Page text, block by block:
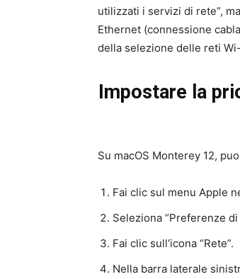
utilizzati i servizi di rete”,
Ethernet (connessione
della selezione delle reti
Impostare la
Su macOS Monterey 12,
Fai clic sul menu Apple
Seleziona “Preferenze di
Fai clic sull’icona “Rete”.
Nella barra laterale